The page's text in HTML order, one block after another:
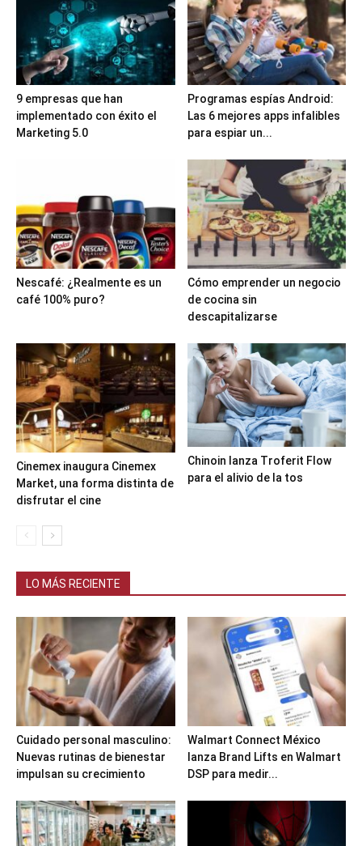
9 empresas que han
implementado con éxito el
Marketing 5.0
Programas espías Android:
Las 6 mejores apps infalibles
para espiar un...
Nescafé: ¿Realmente es un
café 100% puro?
Cómo emprender un negocio
de cocina sin
descapitalizarse
Cinemex inaugura Cinemex
Market, una forma distinta de
disfrutar el cine
Chinoin lanza Troferit Flow
para el alivio de la tos
LO MÁS RECIENTE
Cuidado personal masculino:
Nuevas rutinas de bienestar
impulsan su crecimiento
Walmart Connect México
lanza Brand Lifts en Walmart
DSP para medir...